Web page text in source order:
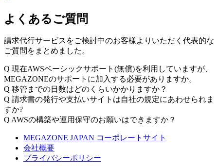
よくあるご質問
請求代行サービスをご検討中のお客様よりいただく代表的な
ご質問をまとめました。
Q 現在AWSベーシックサポート(無償)を利用していますが、
MEGAZONEのサポートに加入する必要がありますか。
Q 移管までの日数はどのくらいかかりますか？
Q 請求書の発行や支払いサイトは自社の規定にあわせられま
すか?
Q AWSの構築や運用保守のお願いはできますか？
MEGAZONE JAPAN コーポレートサイト
会社概要
プライバシーポリシー